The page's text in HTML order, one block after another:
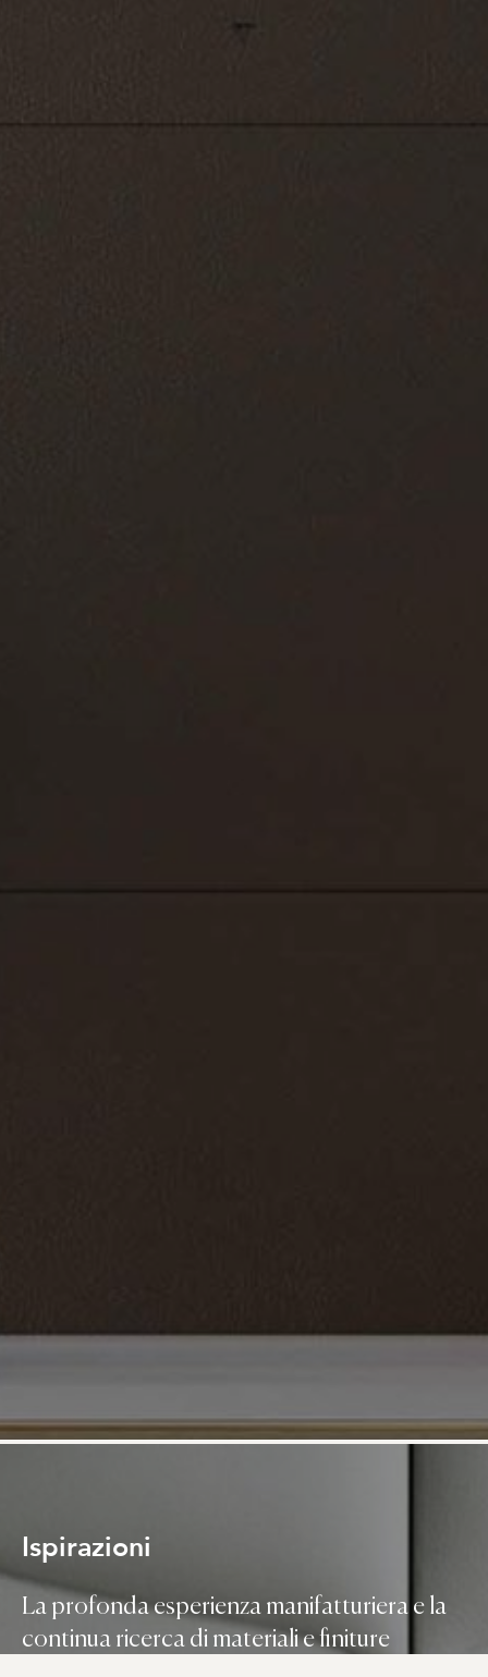
Ispirazioni
La profonda esperienza manifatturiera e la
continua ricerca di materiali e finiture